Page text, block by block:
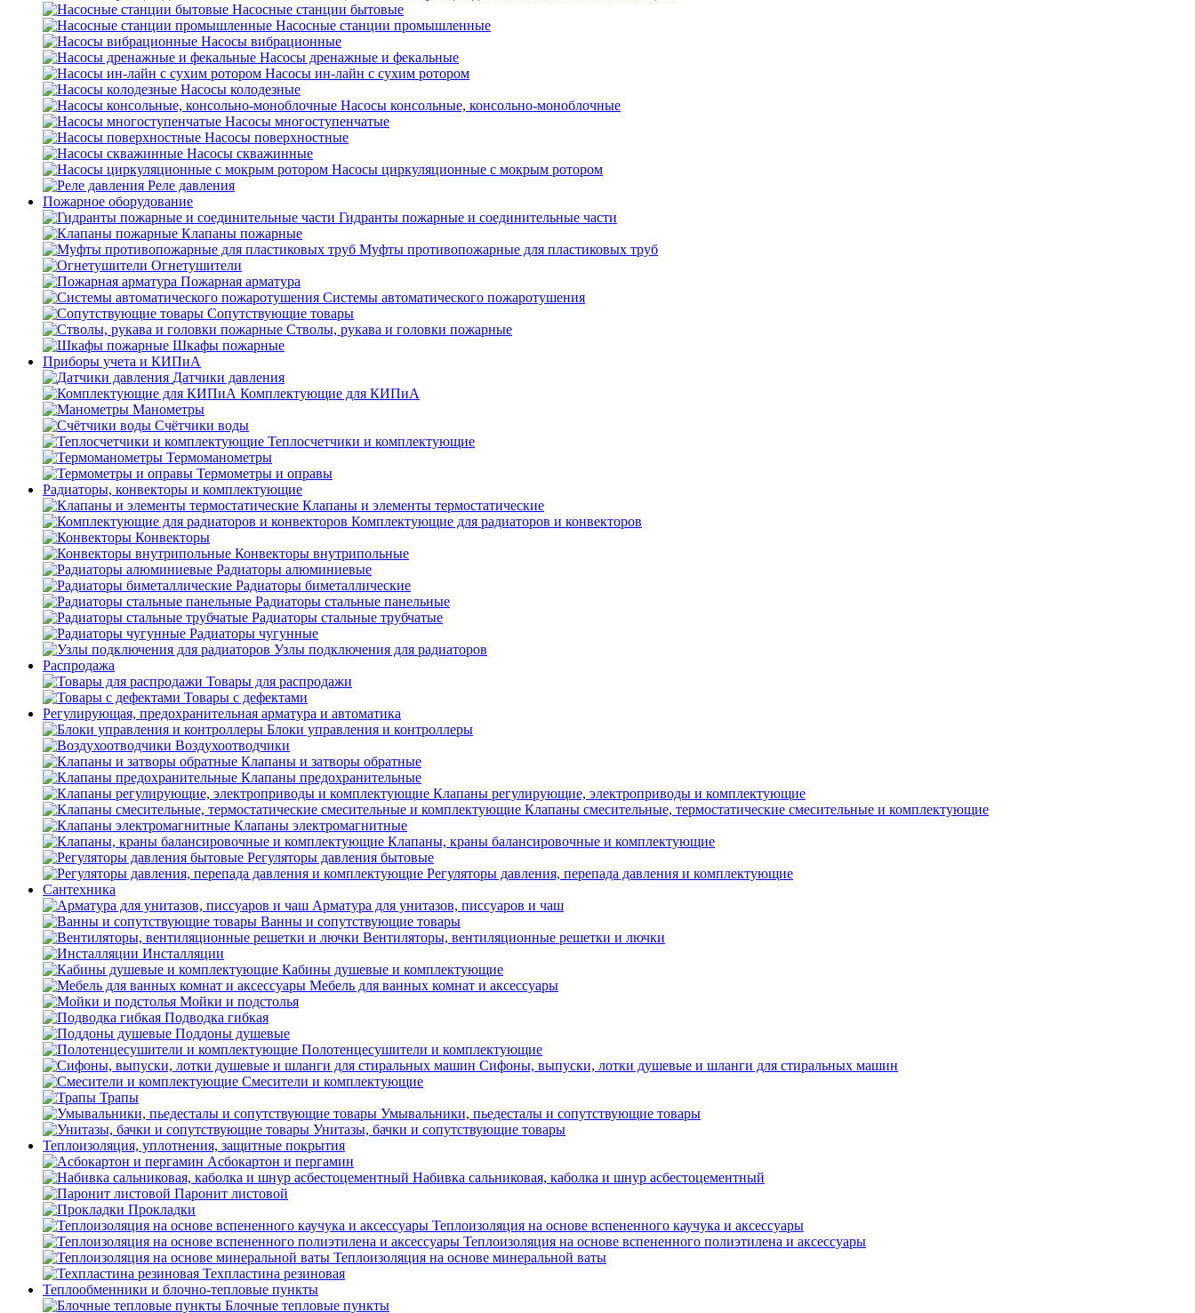
Насосные станции бытовые
Насосные станции промышленные
Насосы вибрационные
Насосы дренажные и фекальные
Насосы ин-лайн с сухим ротором
Насосы колодезные
Насосы консольные, консольно-моноблочные
Насосы многоступенчатые
Насосы поверхностные
Насосы скважинные
Насосы циркуляционные с мокрым ротором
Реле давления
Пожарное оборудование
Гидранты пожарные и соединительные части
Клапаны пожарные
Муфты противопожарные для пластиковых труб
Огнетушители
Пожарная арматура
Системы автоматического пожаротушения
Сопутствующие товары
Стволы, рукава и головки пожарные
Шкафы пожарные
Приборы учета и КИПиА
Датчики давления
Комплектующие для КИПиА
Манометры
Счётчики воды
Теплосчетчики и комплектующие
Термоманометры
Термометры и оправы
Радиаторы, конвекторы и комплектующие
Клапаны и элементы термостатические
Комплектующие для радиаторов и конвекторов
Конвекторы
Конвекторы внутрипольные
Радиаторы алюминиевые
Радиаторы биметаллические
Радиаторы стальные панельные
Радиаторы стальные трубчатые
Радиаторы чугунные
Узлы подключения для радиаторов
Распродажа
Товары для распродажи
Товары с дефектами
Регулирующая, предохранительная арматура и автоматика
Блоки управления и контроллеры
Воздухоотводчики
Клапаны и затворы обратные
Клапаны предохранительные
Клапаны регулирующие, электроприводы и комплектующие
Клапаны смесительные, термостатические смесительные и комплектующие
Клапаны электромагнитные
Клапаны, краны балансировочные и комплектующие
Регуляторы давления бытовые
Регуляторы давления, перепада давления и комплектующие
Сантехника
Арматура для унитазов, писсуаров и чаш
Ванны и сопутствующие товары
Вентиляторы, вентиляционные решетки и лючки
Инсталляции
Кабины душевые и комплектующие
Мебель для ванных комнат и аксессуары
Мойки и подстолья
Подводка гибкая
Поддоны душевые
Полотенцесушители и комплектующие
Сифоны, выпуски, лотки душевые и шланги для стиральных машин
Смесители и комплектующие
Трапы
Умывальники, пьедесталы и сопутствующие товары
Унитазы, бачки и сопутствующие товары
Теплоизоляция, уплотнения, защитные покрытия
Асбокартон и пергамин
Набивка сальниковая, каболка и шнур асбестоцементный
Паронит листовой
Прокладки
Теплоизоляция на основе вспененного каучука и аксессуары
Теплоизоляция на основе вспененного полиэтилена и аксессуары
Теплоизоляция на основе минеральной ваты
Техпластина резиновая
Теплообменники и блочно-тепловые пункты
Блочные тепловые пункты